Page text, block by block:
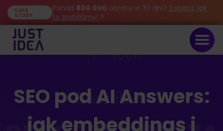
CASE
STUDY
Ponad 800 000 obrotu w 30 dni? Zobacz, jak
to zrobiliśmy! ?
SEO pod AI Answers:
jak embeddings i